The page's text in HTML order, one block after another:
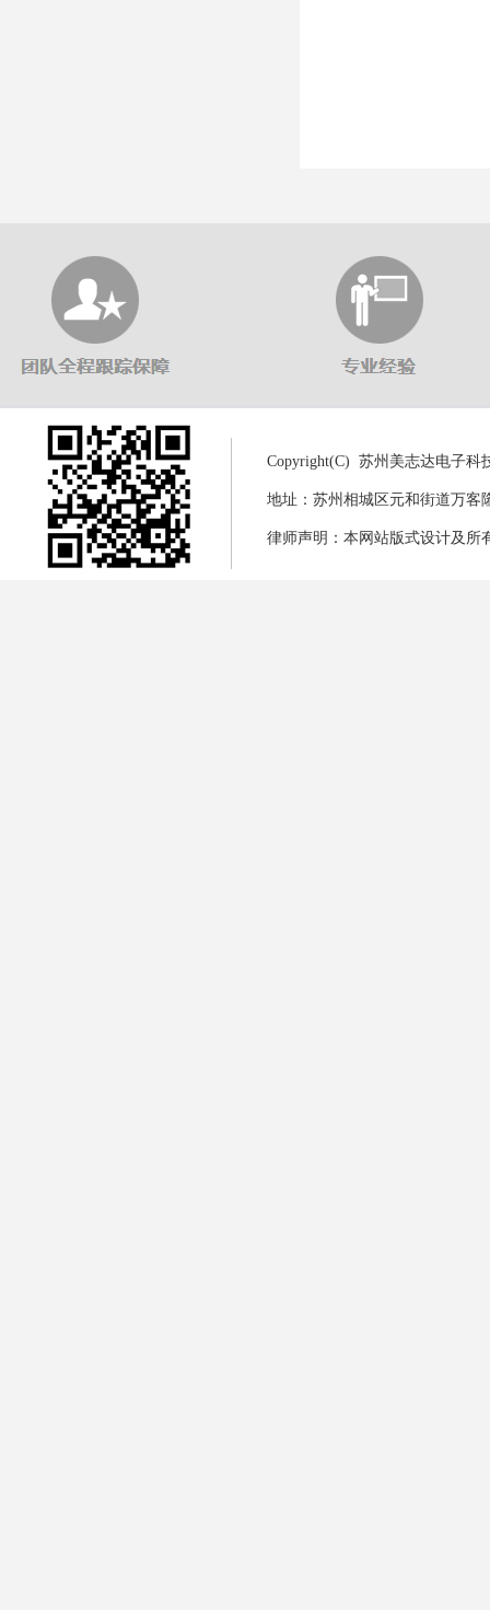
Copyright(C) 苏州美志达电子科
地址：苏州相城区元和街道万客
律师声明：本网站版式设计及所